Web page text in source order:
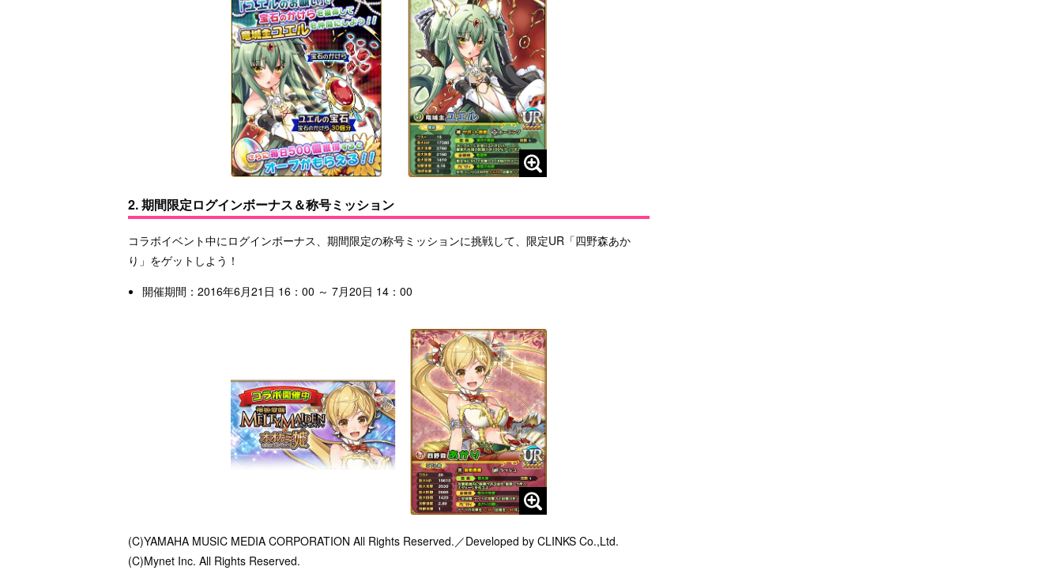
2. 期間限定ログインボーナス＆称号ミッション
コラボイベント中にログインボーナス、期間限定の称号ミッションに挑戦して、限定UR「四野森あか
り」をゲットしよう！
開催期間：2016年6月21日 16：00 ～ 7月20日 14：00
(C)YAMAHA MUSIC MEDIA CORPORATION All Rights Reserved.／Developed by CLINKS Co.,Ltd.
(C)Mynet Inc. All Rights Reserved.